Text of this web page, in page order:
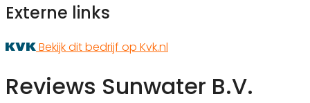
Externe links
Bekijk dit bedrijf op Kvk.nl
Reviews Sunwater B.V.